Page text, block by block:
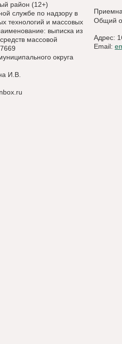
район (12+)
службе по надзору в
технологий и массовых
выписка из
массовой
округа
И.В.
Общий
Адрес:
Email: